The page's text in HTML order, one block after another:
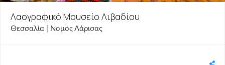
Λαογραφικό Μουσείο Λιβαδίου
Θεσσαλία | Νομός Λάρισας